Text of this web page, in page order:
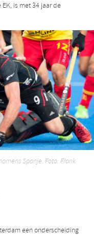
is met 34 jaar de
Spanje. Foto: Frank
een onderscheiding